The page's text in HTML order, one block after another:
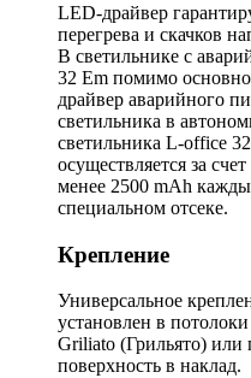
LED-драйвер
перегрева и скачков
В светильнике с
32 Em помимо
драйвер аварийного
светильника в
светильника L-office
осуществляется за
менее 2500 mAh
специальном отсеке.
Крепление
Универсальное
установлен в
Griliato (Грильято)
поверхность в наклад.